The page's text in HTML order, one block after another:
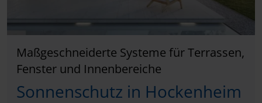
Maßgeschneiderte Systeme für Terrassen,
Fenster und Innenbereiche
Sonnenschutz in Hockenheim